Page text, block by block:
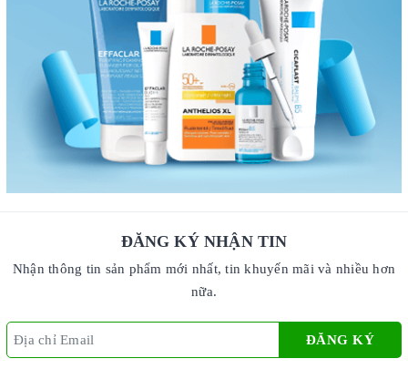
ĐĂNG KÝ NHẬN TIN
Nhận thông tin sản phẩm mới nhất, tin khuyến mãi và nhiều hơn
nữa.
ĐĂNG KÝ